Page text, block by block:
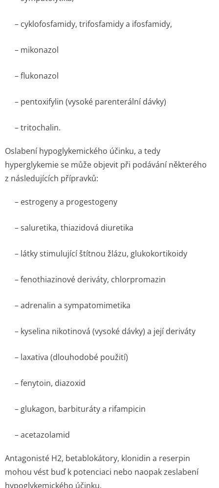
– cyklofosfamidy, trifosfamidy a ifosfamidy,
– mikonazol
– flukonazol
– pentoxifylin (vysoké parenterální dávky)
– tritochalin.
Oslabení hypoglykemického účinku, a tedy
hyperglykemie se může objevit při podávání některého
z následujících přípravků:
– estrogeny a progestogeny
– saluretika, thiazidová diuretika
– látky stimulující štítnou žlázu, glukokortikoidy
– fenothiazinové deriváty, chlorpromazin
– adrenalin a sympatomimetika
– kyselina nikotinová (vysoké dávky) a její deriváty
– laxativa (dlouhodobé použití)
– fenytoin, diazoxid
– glukagon, barbituráty a rifampicin
– acetazolamid
Antagonisté H2, betablokátory, klonidin a reserpin
mohou vést buď k potenciaci nebo naopak zeslabení
hypoglykemického účinku.